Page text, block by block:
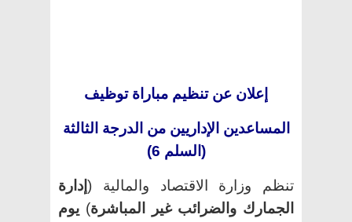
إعلان عن تنظيم مباراة توظيف
المساعدين الإداريين من الدرجة الثالثة
(السلم 6)
تنظم وزارة الاقتصاد والمالية ( إدارة
الجمارك والضرائب غير المباشرة) يوم